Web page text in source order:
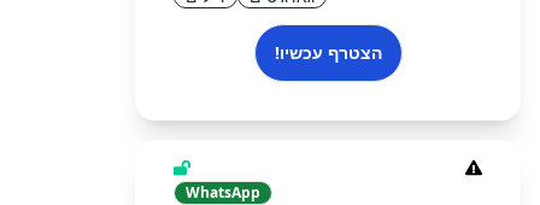
הצטרף עכשיו!
WhatsApp